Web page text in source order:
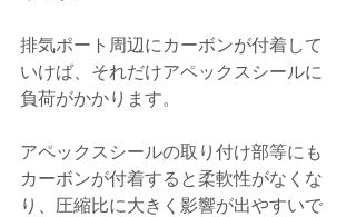
排気ポート周辺にカーボンが付着して
いけば、それだけアペックスシールに
負荷がかかります。
アペックスシールの取り付け部等にも
カーボンが付着すると柔軟性がなくな
り、圧縮比に大きく影響が出やすいで